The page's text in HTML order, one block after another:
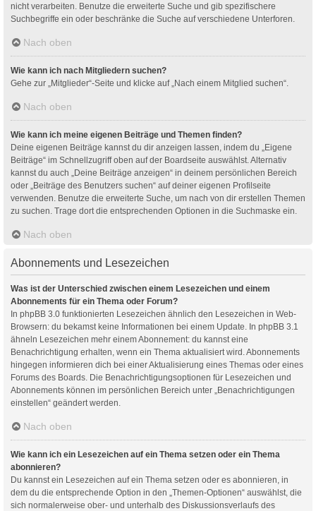
nicht verarbeiten. Benutze die erweiterte Suche und gib spezifischere
Suchbegriffe ein oder beschränke die Suche auf verschiedene Unterforen.
Nach oben
Wie kann ich nach Mitgliedern suchen?
Gehe zur „Mitglieder“-Seite und klicke auf „Nach einem Mitglied suchen“.
Nach oben
Wie kann ich meine eigenen Beiträge und Themen finden?
Deine eigenen Beiträge kannst du dir anzeigen lassen, indem du „Eigene
Beiträge“ im Schnellzugriff oben auf der Boardseite auswählst. Alternativ
kannst du auch „Deine Beiträge anzeigen“ in deinem persönlichen Bereich
oder „Beiträge des Benutzers suchen“ auf deiner eigenen Profilseite
verwenden. Benutze die erweiterte Suche, um nach von dir erstellen Themen
zu suchen. Trage dort die entsprechenden Optionen in die Suchmaske ein.
Nach oben
Abonnements und Lesezeichen
Was ist der Unterschied zwischen einem Lesezeichen und einem
Abonnements für ein Thema oder Forum?
In phpBB 3.0 funktionierten Lesezeichen ähnlich den Lesezeichen in Web-
Browsern: du bekamst keine Informationen bei einem Update. In phpBB 3.1
ähneln Lesezeichen mehr einem Abonnement: du kannst eine
Benachrichtigung erhalten, wenn ein Thema aktualisiert wird. Abonnements
hingegen informieren dich bei einer Aktualisierung eines Themas oder eines
Forums des Boards. Die Benachrichtigungsoptionen für Lesezeichen und
Abonnements können im persönlichen Bereich unter „Benachrichtigungen
einstellen“ geändert werden.
Nach oben
Wie kann ich ein Lesezeichen auf ein Thema setzen oder ein Thema
abonnieren?
Du kannst ein Lesezeichen auf ein Thema setzen oder es abonnieren, in
dem du die entsprechende Option in den „Themen-Optionen“ auswählst, die
sich normalerweise ober- und unterhalb des Diskussionsverlaufs des